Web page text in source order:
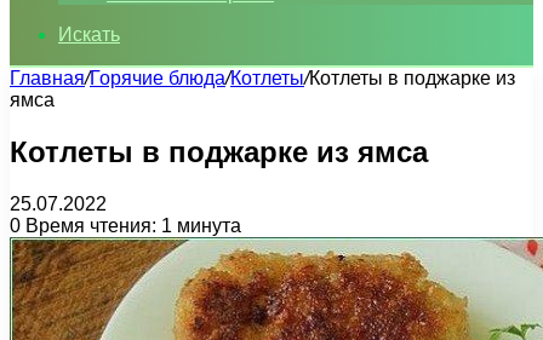
Искать
Главная/Горячие блюда/Котлеты/Котлеты в поджарке из
ямса
Котлеты в поджарке из ямса
25.07.2022
0 Время чтения: 1 минута